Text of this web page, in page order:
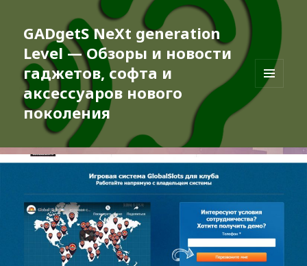
GADgetS NeXt generation
Level — Обзоры и новости
гаджетов, софта и
аксессуаров нового
поколения
МЕНЮ